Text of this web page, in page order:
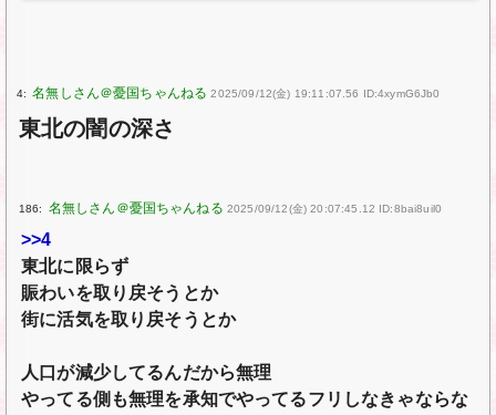
4: 2025/09/12(金) 19:11:07.56 ID:4xymG6Jb0
東北の闇の深さ
186: 2025/09/12(金) 20:07:45.12 ID:8bai8uil0
>>4
東北に限らず
賑わいを取り戻そうとか
街に活気を取り戻そうとか
人口が減少してるんだから無理
やってる側も無理を承知でやってるフリしなきゃならな